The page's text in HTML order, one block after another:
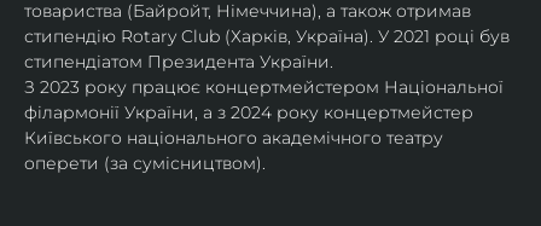
товариства (Байройт, Німеччина), а також отримав
стипендію Rotary Club (Харків, Україна). У 2021 році був
стипендіатом Президента України.
З 2023 року працює концертмейстером Національної
філармонії України, а з 2024 року концертмейстер
Київського національного академічного театру
оперети (за сумісництвом).